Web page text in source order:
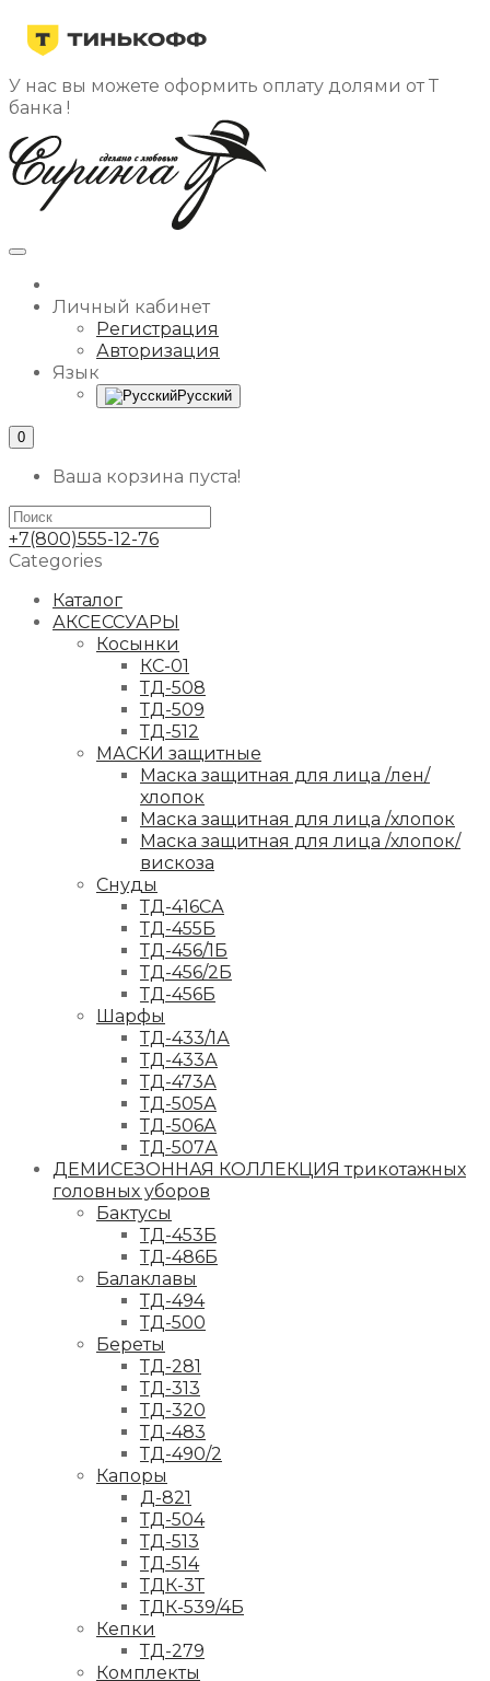
У нас вы можете оформить оплату долями от Т
банка !
Личный кабинет
Регистрация
Авторизация
Язык
Русский
0
Ваша корзина пуста!
+7(800)555-12-76
Categories
Каталог
АКСЕССУАРЫ
Косынки
КС-01
ТД-508
ТД-509
ТД-512
МАСКИ защитные
Маска защитная для лица /лен/
хлопок
Маска защитная для лица /хлопок
Маска защитная для лица /хлопок/
вискоза
Снуды
ТД-416СА
ТД-455Б
ТД-456/1Б
ТД-456/2Б
ТД-456Б
Шарфы
ТД-433/1А
ТД-433А
ТД-473А
ТД-505А
ТД-506А
ТД-507А
ДЕМИСЕЗОННАЯ КОЛЛЕКЦИЯ трикотажных
головных уборов
Бактусы
ТД-453Б
ТД-486Б
Балаклавы
ТД-494
ТД-500
Береты
ТД-281
ТД-313
ТД-320
ТД-483
ТД-490/2
Капоры
Д-821
ТД-504
ТД-513
ТД-514
ТДК-3Т
ТДК-539/4Б
Кепки
ТД-279
Комплекты